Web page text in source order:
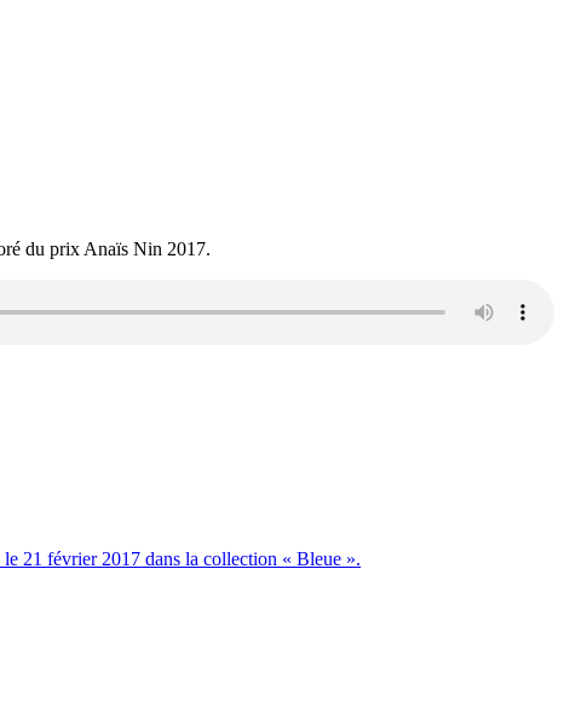
du prix Anaïs Nin 2017.
21 février 2017 dans la collection « Bleue ».